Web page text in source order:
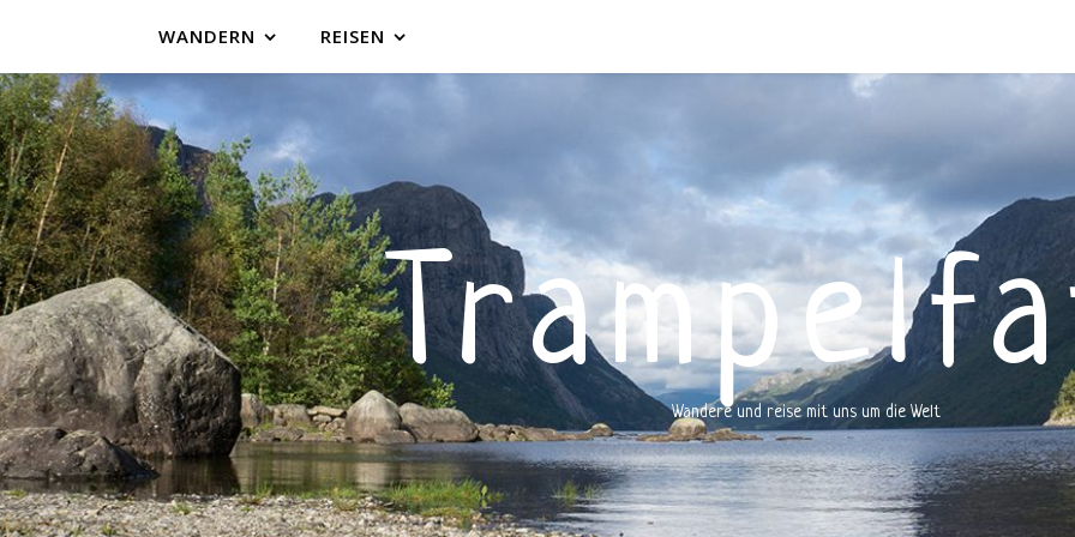
WANDERN REISEN
Wandere und reise mit uns um die Welt